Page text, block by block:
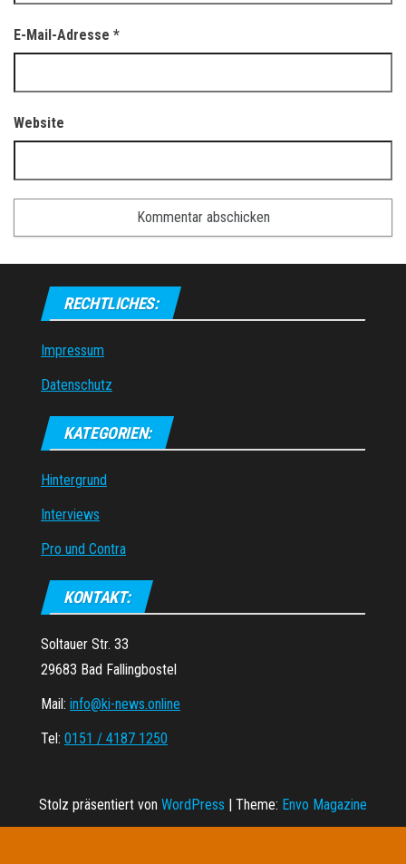
E-Mail-Adresse *
Website
RECHTLICHES:
Impressum
Datenschutz
KATEGORIEN:
Hintergrund
Interviews
Pro und Contra
KONTAKT:
Soltauer Str. 33
29683 Bad Fallingbostel
Mail: info@ki-news.online
Tel: 0151 / 4187 1250
Stolz präsentiert von WordPress | Theme: Envo Magazine